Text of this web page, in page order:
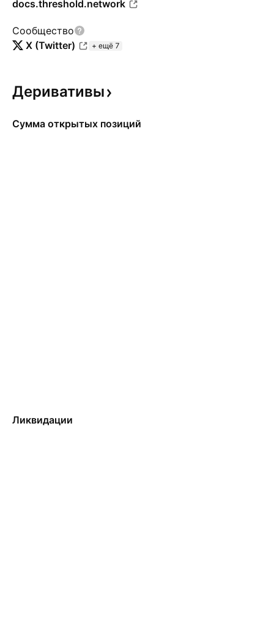
docs.threshold.network
Сообщество
X (Twitter)
+ ещё 7
Деривативы
Сумма открытых позиций
Ликвидации